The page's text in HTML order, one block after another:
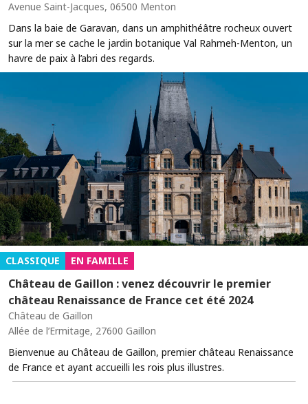
Avenue Saint-Jacques, 06500 Menton
Dans la baie de Garavan, dans un amphithéâtre rocheux ouvert
sur la mer se cache le jardin botanique Val Rahmeh-Menton, un
havre de paix à l’abri des regards.
CLASSIQUE EN FAMILLE
Château de Gaillon : venez découvrir le premier
château Renaissance de France cet été 2024
Château de Gaillon
Allée de l’Ermitage, 27600 Gaillon
Bienvenue au Château de Gaillon, premier château Renaissance
de France et ayant accueilli les rois plus illustres.